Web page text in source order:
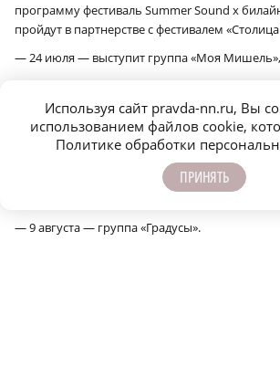
программу фестиваль Summer Sound x
пройдут в партнерстве с фестивалем
— 24 июля — выступит группа «Моя Мишель»,
— 1 августа — группа «Комната культуры»,
— 2 августа — рэп-исполнитель Хаски,
— 4 августа — певица Ева Власова,
— 9 августа — группа «Градусы».
Используя сайт pravda-nn.ru, Вы
использованием файлов cookie,
Политике обработки
ПРИНЯТЬ